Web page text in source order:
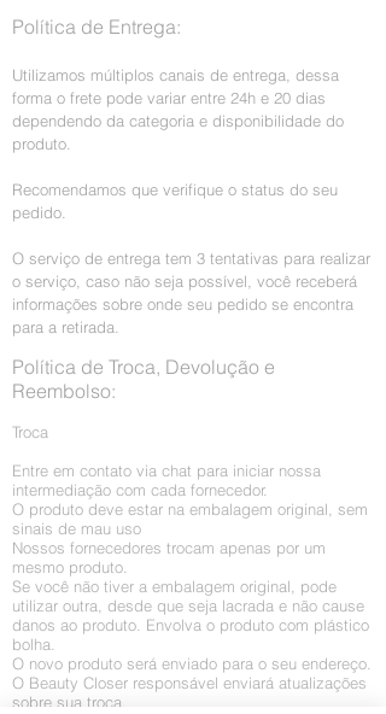
Política de Entrega:
Utilizamos múltiplos canais de entrega, dessa
forma o frete pode variar entre 24h e 20 dias
dependendo da categoria e disponibilidade do
produto.
Recomendamos que verifique o status do seu
pedido.
O serviço de entrega tem 3 tentativas para realizar
o serviço, caso não seja possível, você receberá
informações sobre onde seu pedido se encontra
para a retirada.
Política de Troca, Devolução e
Reembolso:
Troca
Entre em contato via chat para iniciar nossa
intermediação com cada fornecedor.
O produto deve estar na embalagem original, sem
sinais de mau uso
Nossos fornecedores trocam apenas por um
mesmo produto.
Se você não tiver a embalagem original, pode
utilizar outra, desde que seja lacrada e não cause
danos ao produto. Envolva o produto com plástico
bolha.
O novo produto será enviado para o seu endereço.
O Beauty Closer responsável enviará atualizações
sobre sua troca.